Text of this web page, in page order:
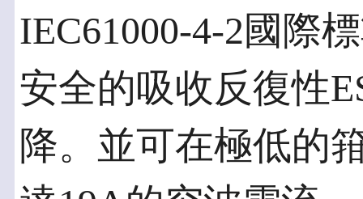
IEC61000-4-2國際
安全的吸收反復性
降。並可在極低的